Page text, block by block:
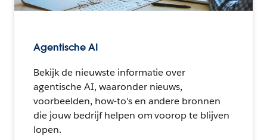
Agentische AI
Bekijk de nieuwste informatie over
agentische AI, waaronder nieuws,
voorbeelden, how-to's en andere bronnen
die jouw bedrijf helpen om voorop te blijven
lopen.